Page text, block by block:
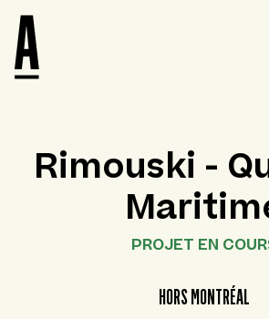
Rimouski -
PROJET EN
HORS MONTRÉAL